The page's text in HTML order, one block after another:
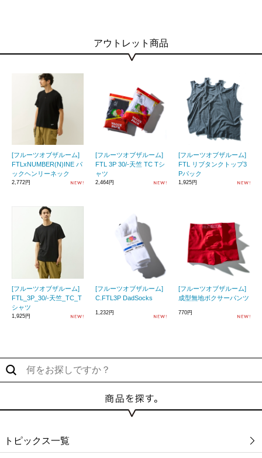
アウトレット商品
[フルーツオブザルーム]
FTLxNUMBER(N)INE パ
ックヘンリーネック
2,772円
[フルーツオブザルーム]
FTL 3P 30/-天竺 TC Tシ
ャツ
2,464円
[フルーツオブザルーム]
FTL リブタンクトップ3
Pパック
1,925円
[フルーツオブザルーム]
FTL_3P_30/-天竺_TC_T
シャツ
1,925円
[フルーツオブザルーム]
C.FTL3P DadSocks
1,232円
[フルーツオブザルーム]
成型無地ボクサーパンツ
770円
トピックス一覧